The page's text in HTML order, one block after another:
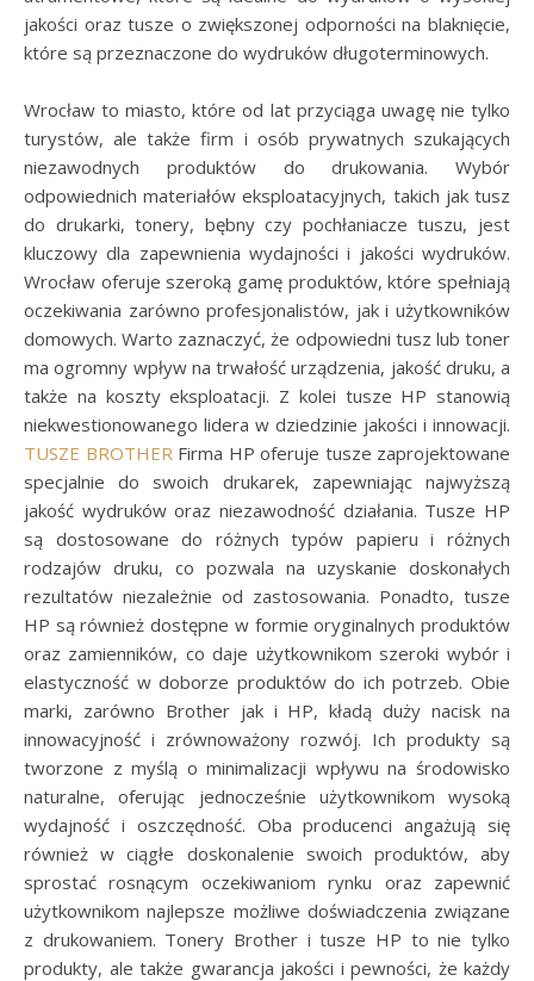
jakości oraz tusze o zwiększonej odporności na blaknięcie,
które są przeznaczone do wydruków długoterminowych.
Wrocław to miasto, które od lat przyciąga uwagę nie tylko
turystów, ale także firm i osób prywatnych szukających
niezawodnych produktów do drukowania. Wybór
odpowiednich materiałów eksploatacyjnych, takich jak tusz
do drukarki, tonery, bębny czy pochłaniacze tuszu, jest
kluczowy dla zapewnienia wydajności i jakości wydruków.
Wrocław oferuje szeroką gamę produktów, które spełniają
oczekiwania zarówno profesjonalistów, jak i użytkowników
domowych. Warto zaznaczyć, że odpowiedni tusz lub toner
ma ogromny wpływ na trwałość urządzenia, jakość druku, a
także na koszty eksploatacji. Z kolei tusze HP stanowią
niekwestionowanego lidera w dziedzinie jakości i innowacji.
TUSZE BROTHERFirma HP oferuje tusze zaprojektowane
specjalnie do swoich drukarek, zapewniając najwyższą
jakość wydruków oraz niezawodność działania. Tusze HP
są dostosowane do różnych typów papieru i różnych
rodzajów druku, co pozwala na uzyskanie doskonałych
rezultatów niezależnie od zastosowania. Ponadto, tusze
HP są również dostępne w formie oryginalnych produktów
oraz zamienników, co daje użytkownikom szeroki wybór i
elastyczność w doborze produktów do ich potrzeb. Obie
marki, zarówno Brother jak i HP, kładą duży nacisk na
innowacyjność i zrównoważony rozwój. Ich produkty są
tworzone z myślą o minimalizacji wpływu na środowisko
naturalne, oferując jednocześnie użytkownikom wysoką
wydajność i oszczędność. Oba producenci angażują się
również w ciągłe doskonalenie swoich produktów, aby
sprostać rosnącym oczekiwaniom rynku oraz zapewnić
użytkownikom najlepsze możliwe doświadczenia związane
z drukowaniem. Tonery Brother i tusze HP to nie tylko
produkty, ale także gwarancja jakości i pewności, że każdy